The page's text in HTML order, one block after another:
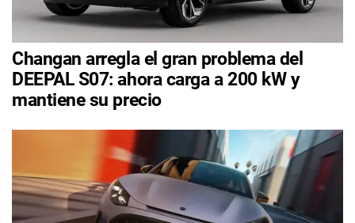
Changan arregla el gran problema del
DEEPAL S07: ahora carga a 200 kW y
mantiene su precio